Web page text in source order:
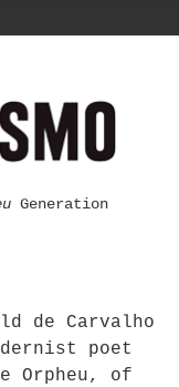
Generation
de Carvalho
poet
Orpheu, of